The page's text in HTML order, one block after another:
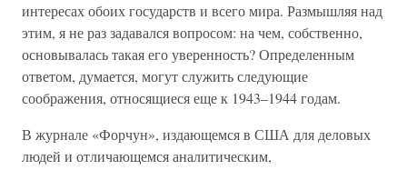
интересах обоих государств и всего мира. Размышляя над
этим, я не раз задавался вопросом: на чем, собственно,
основывалась такая его уверенность? Определенным
ответом, думается, могут служить следующие
соображения, относящиеся еще к 1943–1944 годам.
В журнале «Форчун», издающемся в США для деловых
людей и отличающемся аналитическим,